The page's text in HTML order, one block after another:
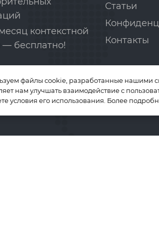
контекстной
бесплатно!
Статьи
Контакты
файлы cookie, разработанные нашими
нам улучшать взаимодействие с
условия его использования. Более